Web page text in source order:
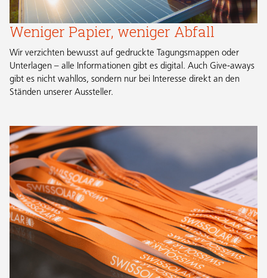
Weniger Papier, weniger Abfall
Wir verzichten bewusst auf gedruckte Tagungsmappen oder
Unterlagen – alle Informationen gibt es digital. Auch Give-aways
gibt es nicht wahllos, sondern nur bei Interesse direkt an den
Ständen unserer Aussteller.